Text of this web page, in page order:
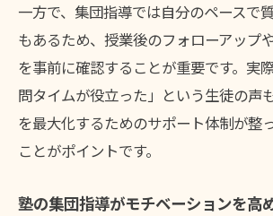
一方で、集団指導では自分のペースで
もあるため、授業後のフォローアップ
を事前に確認することが重要です。実
問タイムが役立った」という生徒の声
を最大化するためのサポート体制が整
ことがポイントです。
塾の集団指導がモチベーションを高